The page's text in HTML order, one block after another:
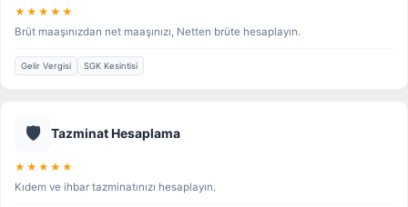
★★★★★
Brüt maaşınızdan net maaşınızı, Netten brüte hesaplayın.
Gelir Vergisi SGK Kesintisi
🛡️ Tazminat Hesaplama
★★★★★
Kıdem ve ihbar tazminatınızı hesaplayın.